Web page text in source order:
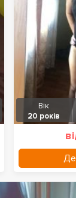
Вік
20 років